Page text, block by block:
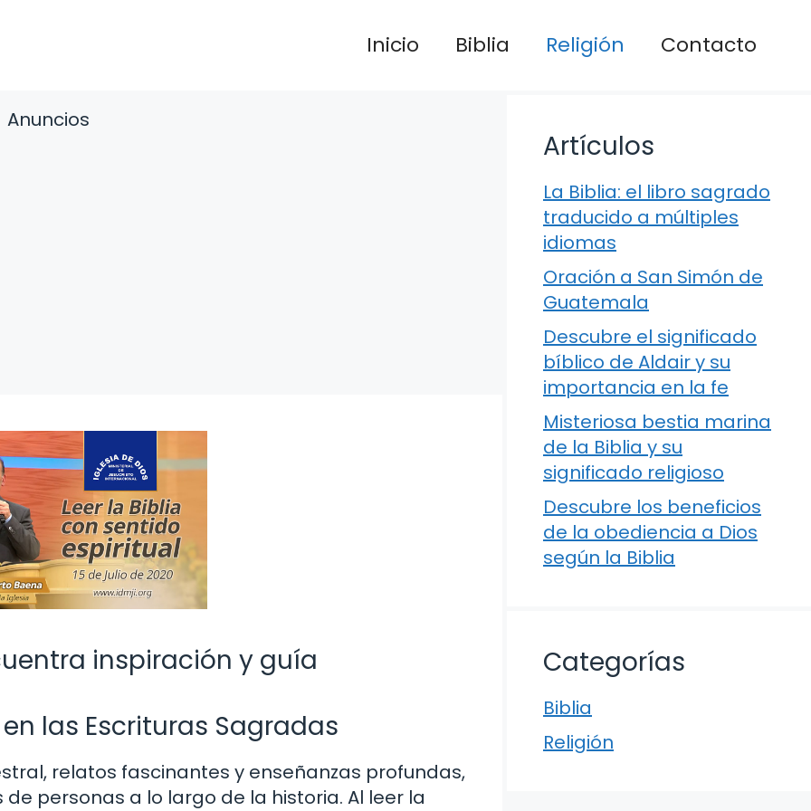
Inicio Biblia Religión Contacto
Anuncios
inspiración y guía
las Escrituras Sagradas
relatos fascinantes y enseñanzas profundas,
personas a lo largo de la historia. Al leer la
Artículos
La Biblia: el libro sagrado
traducido a múltiples
idiomas
Oración a San Simón de
Guatemala
Descubre el significado
bíblico de Aldair y su
importancia en la fe
Misteriosa bestia marina
de la Biblia y su
significado religioso
Descubre los beneficios
de la obediencia a Dios
según la Biblia
Categorías
Biblia
Religión